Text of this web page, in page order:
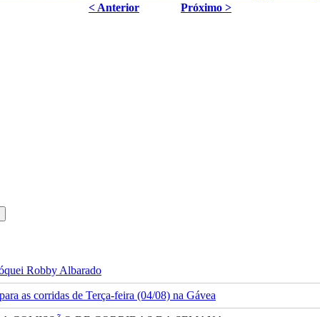
< Anterior Próximo >
Robby Albarado
as corridas de Terça-feira (04/08) na Gávea